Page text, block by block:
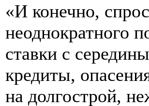
«И конечно,
неоднократного
ставки с
кредиты,
на долгострой,